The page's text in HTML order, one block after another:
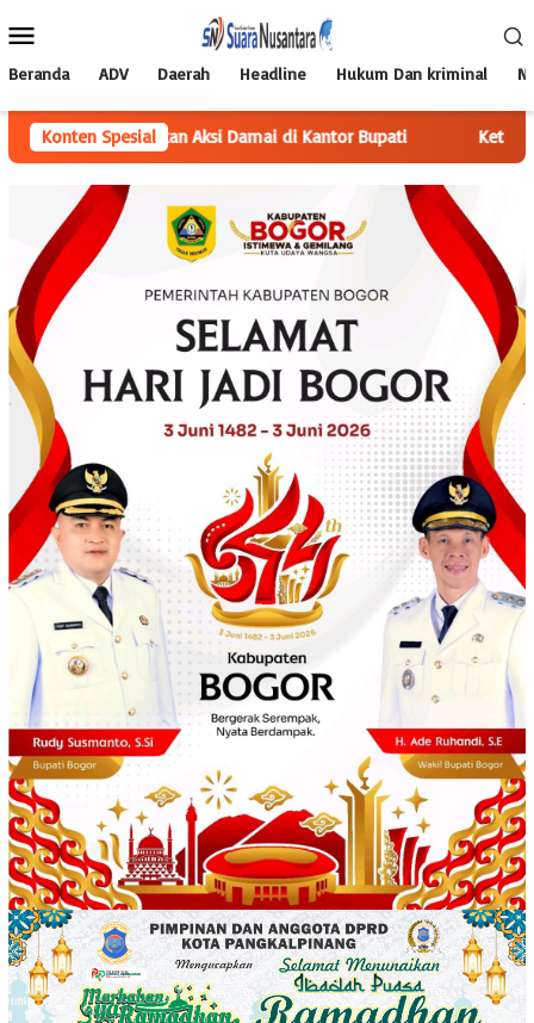
ke
Mobile
Beranda ADV Daerah Headline Hukum Dan kriminal
Konten Spesial
Aksi Damai di Kantor Bupati Ketua YLPK PERARI